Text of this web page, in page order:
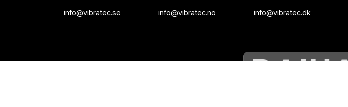
info@vibratec.se info@vibratec.no info@vibratec.dk